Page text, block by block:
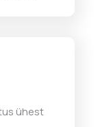
ühest